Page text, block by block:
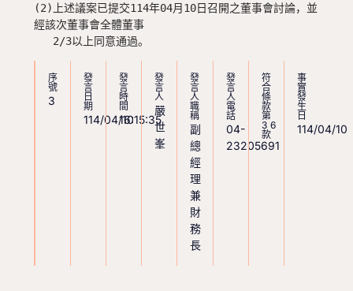
序
號
3
發
言
日
期
114/04/10
發
言
時
間
16:15:35
發
言
人
嚴
世
峯
發
言
人
職
稱
副
總
經
理
兼
財
務
長
發
言
人
電
話
04-
23205691
符
合
條
款
第
36
款
事
實
發
生
日
114/04/10
(2)上述議案已提交114年04月10日召開之董事會討論，並
經該次董事會全體董事
   2/3以上同意通過。